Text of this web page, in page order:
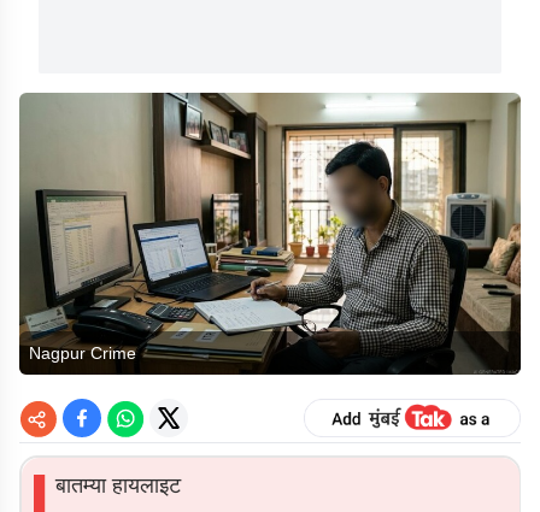
Nagpur Crime
▌बातम्या हायलाइट